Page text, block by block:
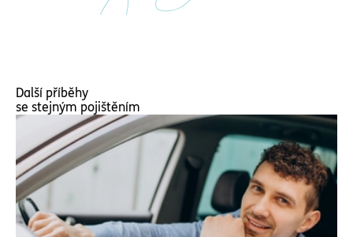
Další příběhy
se stejným pojištěním